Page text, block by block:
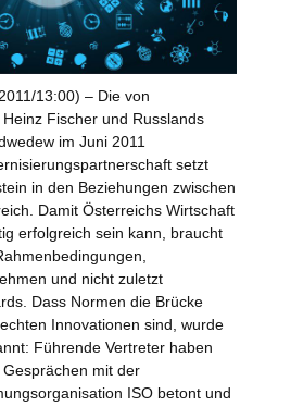
13:00) – Die von
Fischer und Russlands
im Juni 2011
setzt
in den Beziehungen zwischen
Damit Österreichs Wirtschaft
erfolgreich sein kann, braucht
und nicht zuletzt
Dass Normen die Brücke
Innovationen sind, wurde
Führende Vertreter haben
mit der
ISO betont und